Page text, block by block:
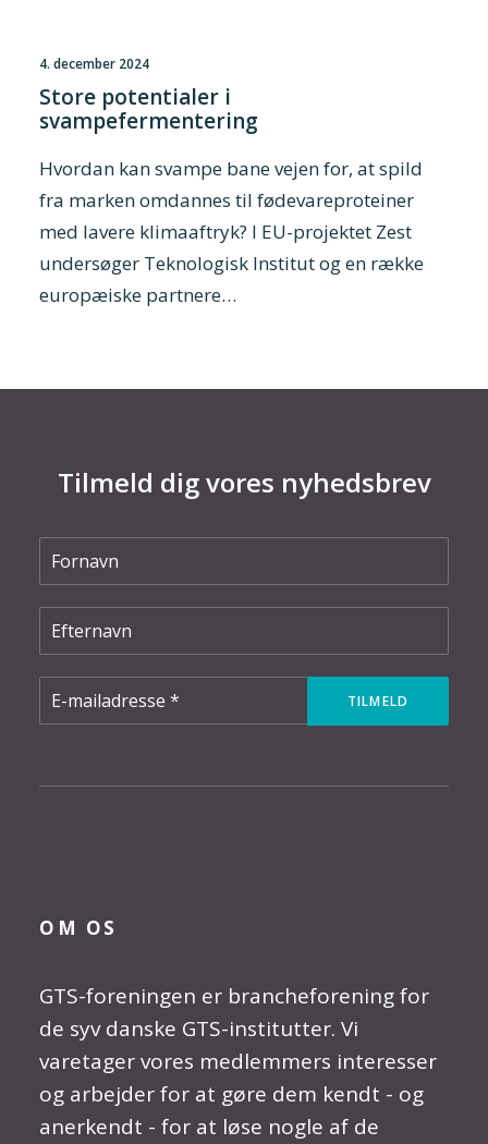
4. december 2024
Store potentialer i
svampefermentering
Hvordan kan svampe bane vejen for, at spild
fra marken omdannes til fødevareproteiner
med lavere klimaaftryk? I EU-projektet Zest
undersøger Teknologisk Institut og en række
europæiske partnere…
Tilmeld dig vores nyhedsbrev
OM OS
GTS-foreningen er brancheforening for
de syv danske GTS-institutter. Vi
varetager vores medlemmers interesser
og arbejder for at gøre dem kendt - og
anerkendt - for at løse nogle af de